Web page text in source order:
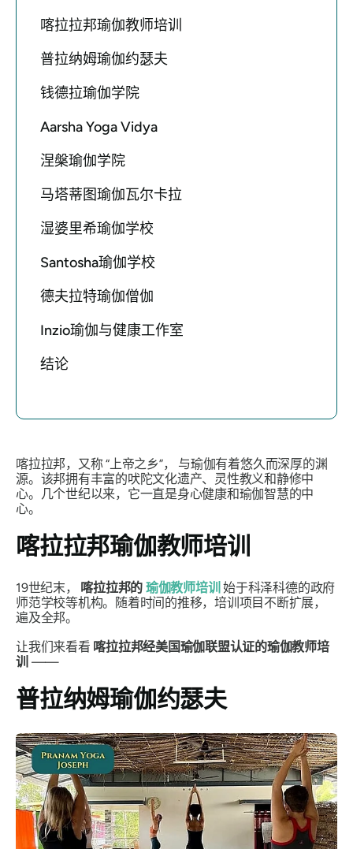
喀拉拉邦瑜伽教师培训
普拉纳姆瑜伽约瑟夫
钱德拉瑜伽学院
Aarsha Yoga Vidya
涅槃瑜伽学院
马塔蒂图瑜伽瓦尔卡拉
湿婆里希瑜伽学校
Santosha瑜伽学校
德夫拉特瑜伽僧伽
Inzio瑜伽与健康工作室
结论
喀拉拉邦，又称“上帝之乡”，
与瑜伽有着悠久而深厚的渊
源。该邦拥有丰富的吠陀文化遗产、灵性教义和静修中
心。几个世纪以来，它一直是身心健康和瑜伽智慧的中
心。
喀拉拉邦瑜伽教师培训
19世纪末， 喀拉拉邦的 瑜伽教师培训 始于科泽科德的政府
师范学校等机构。随着时间的推移，培训项目不断扩展，
遍及全邦。
让我们来看看 喀拉拉邦经美国瑜伽联盟认证的瑜伽教师培
训 ——
普拉纳姆瑜伽约瑟夫